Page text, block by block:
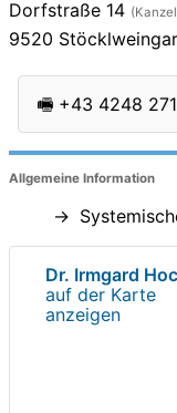
Dorfstraße 14
9520
🖷 +43 4248
Allgemeine Information
Dr. Irmgard
auf der Karte
anzeigen